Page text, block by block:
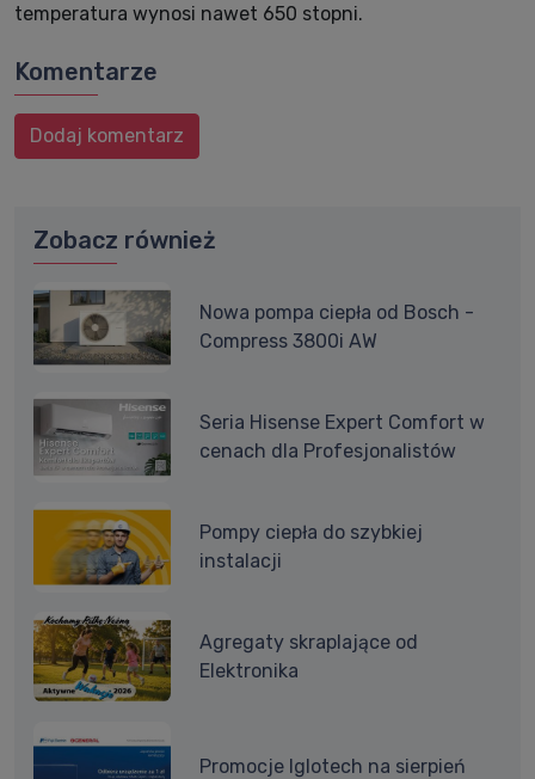
temperatura wynosi nawet 650 stopni.
Komentarze
Dodaj komentarz
Zobacz również
Nowa pompa ciepła od Bosch -
Compress 3800i AW
Seria Hisense Expert Comfort w
cenach dla Profesjonalistów
Pompy ciepła do szybkiej
instalacji
Agregaty skraplające od
Elektronika
Promocje Iglotech na sierpień